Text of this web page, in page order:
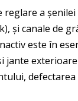
reglare a
și canale de
este în
jante